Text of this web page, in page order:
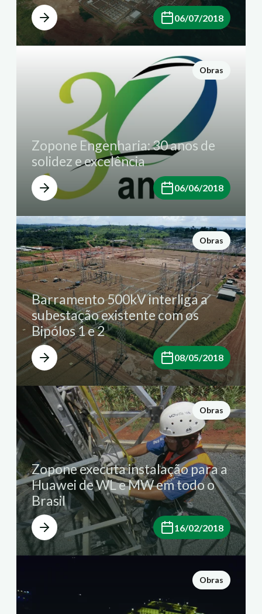
06/07/2018
Obras
Zopone Engenharia: 30 anos de
solidez e excelência
06/06/2018
Obras
Barramento 500kV interliga a
subestação existente com os
Bipólos 1 e 2
08/05/2018
Obras
Zopone executa instalação para a
Huawei de WL e MW em todo o
Brasil
16/02/2018
Obras